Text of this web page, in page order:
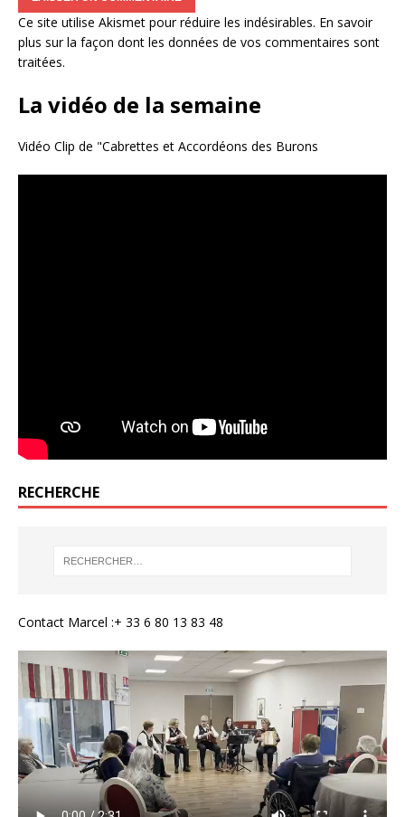
Ce site utilise Akismet pour réduire les indésirables. En savoir
plus sur la façon dont les données de vos commentaires sont
traitées.
La vidéo de la semaine
Vidéo Clip de "Cabrettes et Accordéons des Burons
RECHERCHE
Contact Marcel :+ 33 6 80 13 83 48